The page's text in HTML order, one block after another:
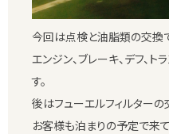
今回は点検と油脂類の交換で
エンジン、ブレーキ、デフ、ト
す。
後はフューエルフィルター
お客様も泊まりの予定で来